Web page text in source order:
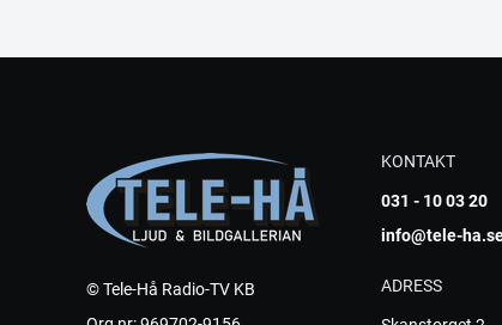
© Tele-Hå Radio-TV KB
KONTAKT
031 - 10 03 20
info@tele-
ADRESS